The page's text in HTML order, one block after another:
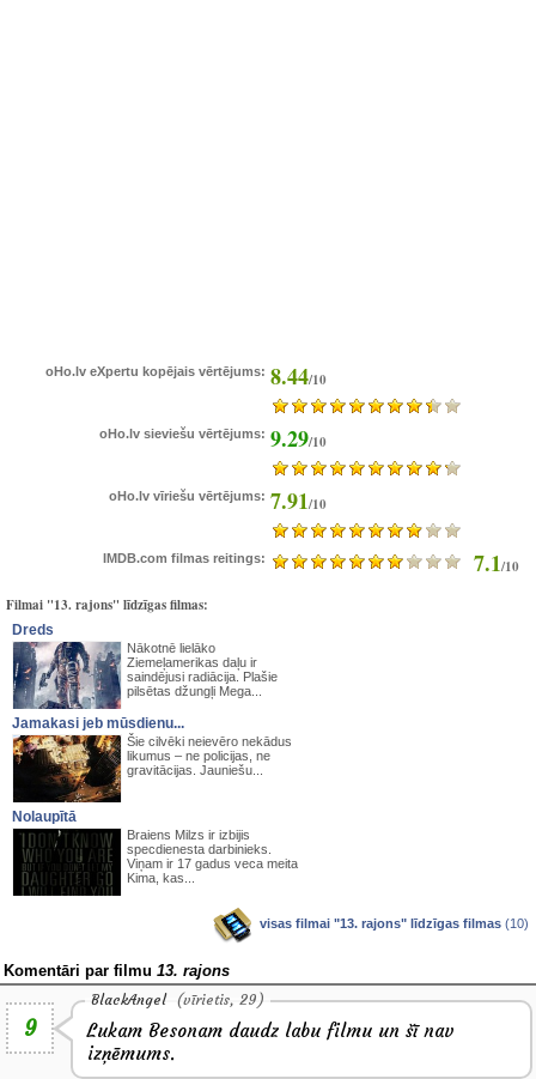
oHo.lv eXpertu kopējais vērtējums: 8.44/10
oHo.lv sieviešu vērtējums: 9.29/10
oHo.lv vīriešu vērtējums: 7.91/10
IMDB.com filmas reitings: 7.1/10
Filmai "13. rajons" līdzīgas filmas:
Dreds
Nākotnē lielāko
Ziemeļamerikas daļu ir
saindējusi radiācija. Plašie
pilsētas džungļi Mega...
Jamakasi jeb mūsdienu...
Šie cilvēki neievēro nekādus
likumus – ne policijas, ne
gravitācijas. Jauniešu...
Nolaupītā
Braiens Milzs ir izbijis
specdienesta darbinieks.
Viņam ir 17 gadus veca meita
Kima, kas...
visas filmai "13. rajons" līdzīgas filmas (10)
Komentāri par filmu 13. rajons
9
BlackAngel (vīrietis, 29)
Lukam Besonam daudz labu filmu un šī nav
izņēmums.